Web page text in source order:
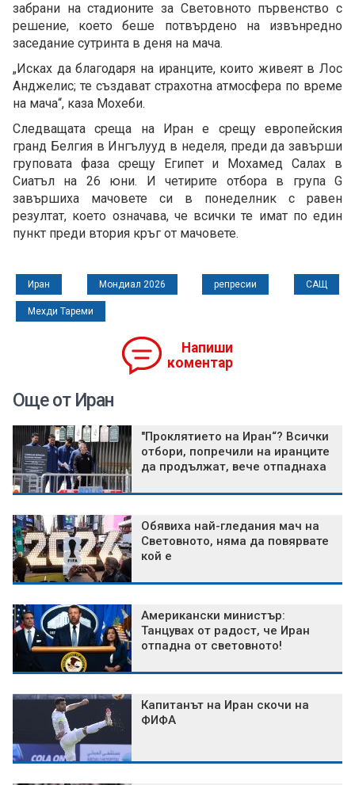
забрани на стадионите за Световното първенство с
решение, което беше потвърдено на извънредно
заседание сутринта в деня на мача.
„Исках да благодаря на иранците, които живеят в Лос
Анджелис; те създават страхотна атмосфера по време
на мача“, каза Мохеби.
Следващата среща на Иран е срещу европейския
гранд Белгия в Ингълууд в неделя, преди да завърши
груповата фаза срещу Египет и Мохамед Салах в
Сиатъл на 26 юни. И четирите отбора в група G
завършиха мачовете си в понеделник с равен
резултат, което означава, че всички те имат по един
пункт преди втория кръг от мачовете.
Иран Мондиал 2026 репресии САЩ
Мехди Тареми
Напиши
коментар
Още от Иран
"Проклятието на Иран“? Всички
отбори, попречили на иранците
да продължат, вече отпаднаха
Обявиха най-гледания мач на
Световното, няма да повярвате
кой е
Американски министър:
Танцувах от радост, че Иран
отпадна от световното!
Капитанът на Иран скочи на
ФИФА